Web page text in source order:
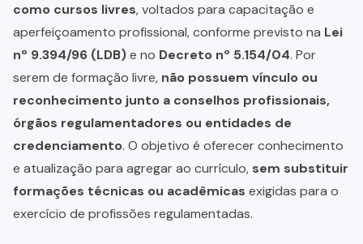
como cursos livres, voltados para capacitação e
aperfeiçoamento profissional, conforme previsto na Lei
nº 9.394/96 (LDB)e no Decreto nº 5.154/04. Por
serem de formação livre, não possuem vínculo ou
reconhecimento junto a conselhos profissionais,
órgãos regulamentadores ou entidades de
credenciamento. O objetivo é oferecer conhecimento
e atualização para agregar ao currículo, sem substituir
formações técnicas ou acadêmicas exigidas para o
exercício de profissões regulamentadas.